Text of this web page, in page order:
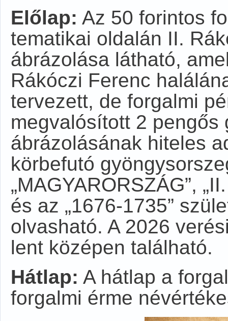
Előlap: Az 50 forintos
tematikai oldalán II.
ábrázolása látható,
Rákóczi Ferenc
tervezett, de forgalmi
megvalósított 2
ábrázolásának hiteles
körbefutó
„MAGYARORSZÁG”,
és az „1676-1735”
olvasható. A 2026
lent középen található.
Hátlap: A hátlap a
forgalmi érme